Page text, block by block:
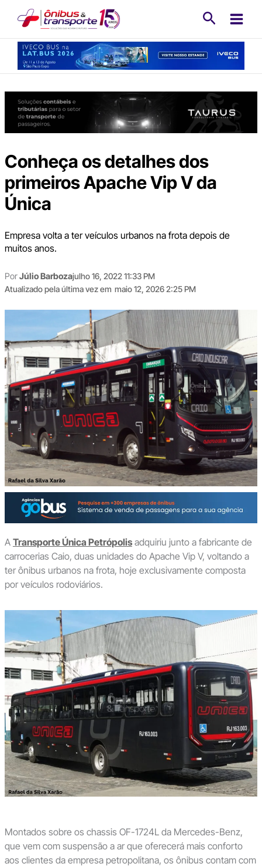
conteúdo
Conheça os detalhes dos
primeiros Apache Vip V da
Única
Empresa volta a ter veículos urbanos na frota depois de
muitos anos.
PorJúlio Barbozajulho 16, 2022 11:33 PM
Atualizado pela última vez em maio 12, 2026 2:25 PM
A Transporte Única Petrópolisadquiriu junto a fabricante de
carrocerias Caio, duas unidades do Apache Vip V, voltando a
ter ônibus urbanos na frota, hoje exclusivamente composta
por veículos rodoviários.
Montados sobre os chassis OF-1724L da Mercedes-Benz,
que vem com suspensão a ar que oferecerá mais conforto
aos clientes da empresa petropolitana, os ônibus contam com